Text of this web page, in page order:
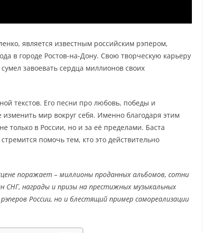
является известным российским рэпером,
в городе Ростов-на-Дону. Свою творческую карьеру
завоевать сердца миллионов своих
текстов. Его песни про любовь, победы и
мир вокруг себя. Именно благодаря этим
только в России, но и за её пределами. Баста
помочь тем, кто это действительно
поражает – миллионы проданных альбомов, сотни
СНГ, награды и призы на престижных музыкальных
России, но и блестящий пример самореализации